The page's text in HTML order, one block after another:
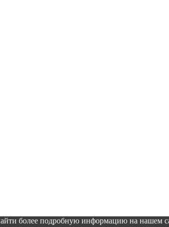
более подробную информацию на нашем